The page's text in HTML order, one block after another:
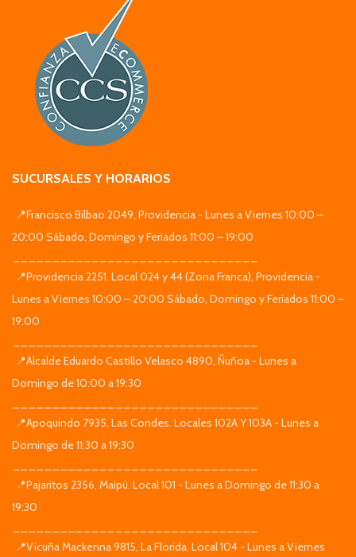
SUCURSALES Y HORARIOS
📍Francisco Bilbao 2049, Providencia - Lunes a Viernes 10:00 –
20:00 Sábado, Domingo y Feriados 11:00 – 19:00
📍Providencia 2251. Local 024 y 44 (Zona Franca), Providencia -
Lunes a Viernes 10:00 – 20:00 Sábado, Domingo y Feriados 11:00 –
19:00
📍Alcalde Eduardo Castillo Velasco 4890, Ñuñoa - Lunes a
Domingo de 10:00 a 19:30
📍Apoquindo 7935, Las Condes. Locales 102A Y 103A - Lunes a
Domingo de 11:30 a 19:30
📍Pajaritos 2356, Maipú. Local 101 - Lunes a Domingo de 11:30 a
19:30
📍Vicuña Mackenna 9815, La Florida. Local 104 - Lunes a Viernes